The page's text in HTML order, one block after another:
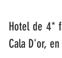
Hotel de 4*
Cala D'or,